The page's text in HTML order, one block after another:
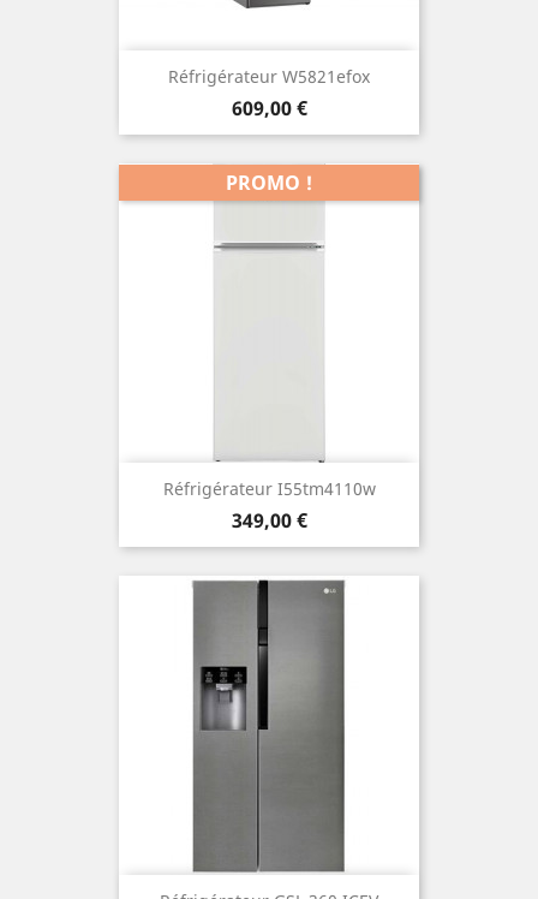
Réfrigérateur W5821efox
Prix
609,00 €
Réfrigérateur I55tm4110w
Prix
349,00 €
PROMO !